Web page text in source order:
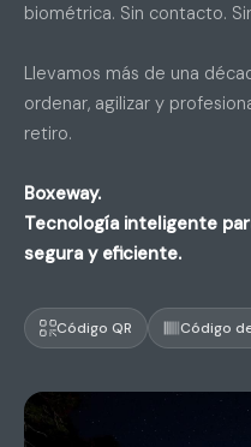
biométrica. Sin contacto.
Llevamos más de una
ordenar, agilizar y
retiro.
Boxeway.
Tecnología inteligente
segura y eficiente.
Código QR Código